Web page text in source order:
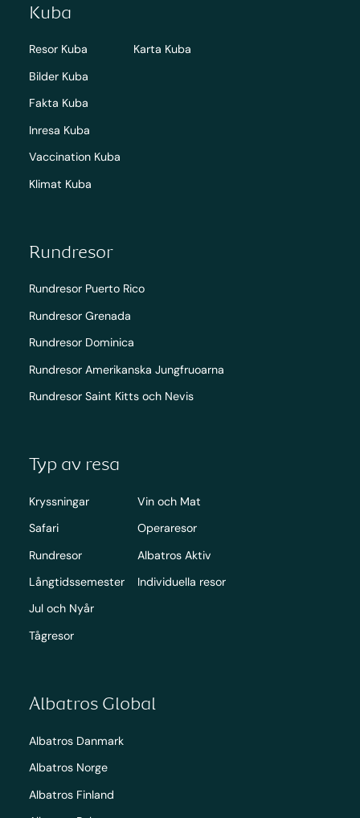
Kuba
Resor Kuba
Bilder Kuba
Fakta Kuba
Inresa Kuba
Vaccination Kuba
Klimat Kuba
Karta Kuba
Rundresor
Rundresor Puerto Rico
Rundresor Grenada
Rundresor Dominica
Rundresor Amerikanska Jungfruoarna
Rundresor Saint Kitts och Nevis
Typ av resa
Kryssningar
Safari
Rundresor
Långtidssemester
Jul och Nyår
Tågresor
Vin och Mat
Operaresor
Albatros Aktiv
Individuella resor
Albatros Global
Albatros Danmark
Albatros Norge
Albatros Finland